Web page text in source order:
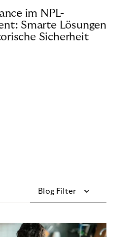
im NPL-
Smarte Lösungen
Sicherheit
Blog Filter